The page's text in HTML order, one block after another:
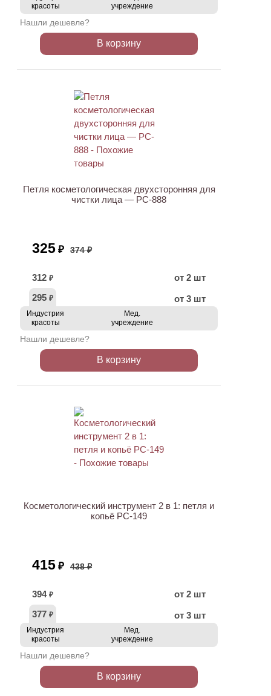
красоты
учреждение
Нашли дешевле?
В корзину
Петля косметологическая двухсторонняя для
чистки лица — PC-888
325 ₽ 374 ₽
312 ₽
от 2 шт
295 ₽ от 3 шт
Индустрия
красоты
Мед.
учреждение
Нашли дешевле?
В корзину
Косметологический инструмент 2 в 1: петля и
копьё PC-149
415 ₽ 438 ₽
394 ₽
от 2 шт
377 ₽ от 3 шт
Индустрия
красоты
Мед.
учреждение
Нашли дешевле?
В корзину